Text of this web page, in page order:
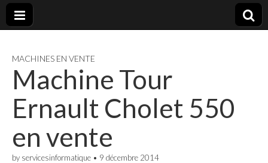
Merten
Tech
MACHINES EN VENTE
Machine Tour
Ernault Cholet 550
en vente
by servicesinformatique • 9 décembre 2014